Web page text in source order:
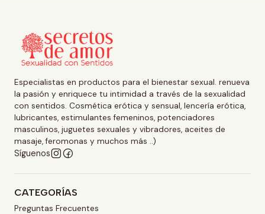
Especialistas en productos para el bienestar sexual. renueva
la pasión y enriquece tu intimidad a través de la sexualidad
con sentidos. Cosmética erótica y sensual, lencería erótica,
lubricantes, estimulantes femeninos, potenciadores
masculinos, juguetes sexuales y vibradores, aceites de
masaje, feromonas y muchos más ..)
Síguenos
CATEGORÍAS
Preguntas Frecuentes